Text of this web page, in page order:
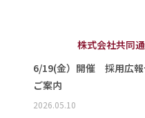
株式会社共同
6/19(金）開催 採用広報
ご案内
2026.05.10